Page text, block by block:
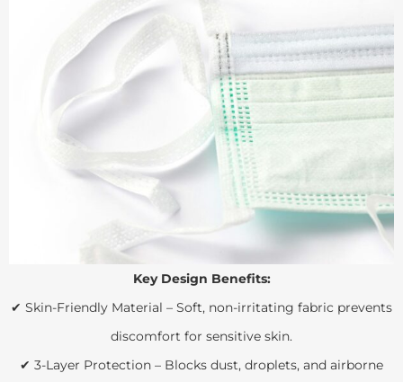
Key Design Benefits:
✔ Skin-Friendly Material – Soft, non-irritating fabric prevents
discomfort for sensitive skin.
✔ 3-Layer Protection – Blocks dust, droplets, and airborne